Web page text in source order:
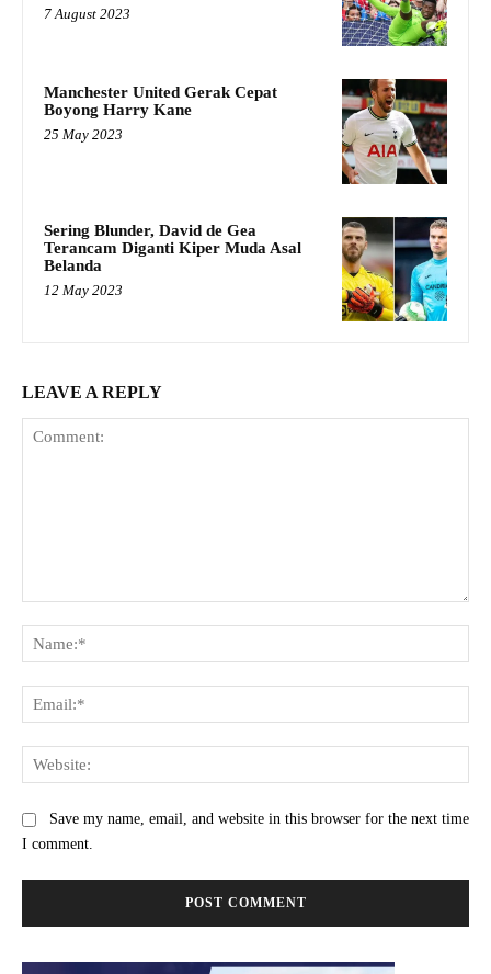
7 August 2023
Manchester United Gerak Cepat
Boyong Harry Kane
25 May 2023
Sering Blunder, David de Gea
Terancam Diganti Kiper Muda Asal
Belanda
12 May 2023
LEAVE A REPLY
Save my name, email, and website in this browser for the next time
I comment.